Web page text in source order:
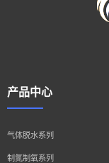
产品中心
气体脱水系列
制氮制氧系列